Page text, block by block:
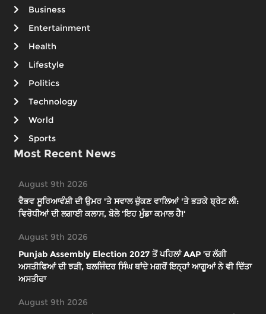
Business
Entertainment
Health
Lifestyle
Politics
Technology
World
Sports
Most Recent News
August 9th 2026
ਵੈਭਵ ਸੂਰਿਆਵੰਸ਼ੀ ਦੀ ਉਮਰ 'ਤੇ ਸਵਾਲ ਚੁੱਕਣ ਵਾਲਿਆਂ 'ਤੇ ਭੜਕੇ ਬ੍ਰੇਟ ਲੀ:
ਵਿਰੋਧੀਆਂ ਦੀ ਲਗਾਈ ਕਲਾਸ, ਬੋਲੇ 'ਇਹ ਮੁੰਡਾ ਕਮਾਲ ਹੈ!'
August 9th 2026
Punjab Assembly Election 2027 ਤੋਂ ਪਹਿਲਾਂ AAP ’ਚ ਲੱਗੀ
ਅਸਤੀਫਿਆਂ ਦੀ ਝੜੀ, ਬਲਜਿੰਦਰ ਸਿੰਘ ਥਾਂਦੇ ਮਗਰੋਂ ਇਨ੍ਹਾਂ ਆਗੂਆਂ ਨੇ ਵੀ ਦਿੱਤਾ
ਅਸਤੀਫਾ
August 9th 2026